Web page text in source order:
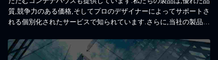
質,競争力のある価格,そしてプロのデザイナーによってサポートさ
れる個別化されたサービスで知られています.さらに,当社の製品は
級リゾートホテルを含む様々な分野に広く適用されています.ウハ
ン・フオフー・テクノロジー・カンパニーのビジョンは 世界をつ